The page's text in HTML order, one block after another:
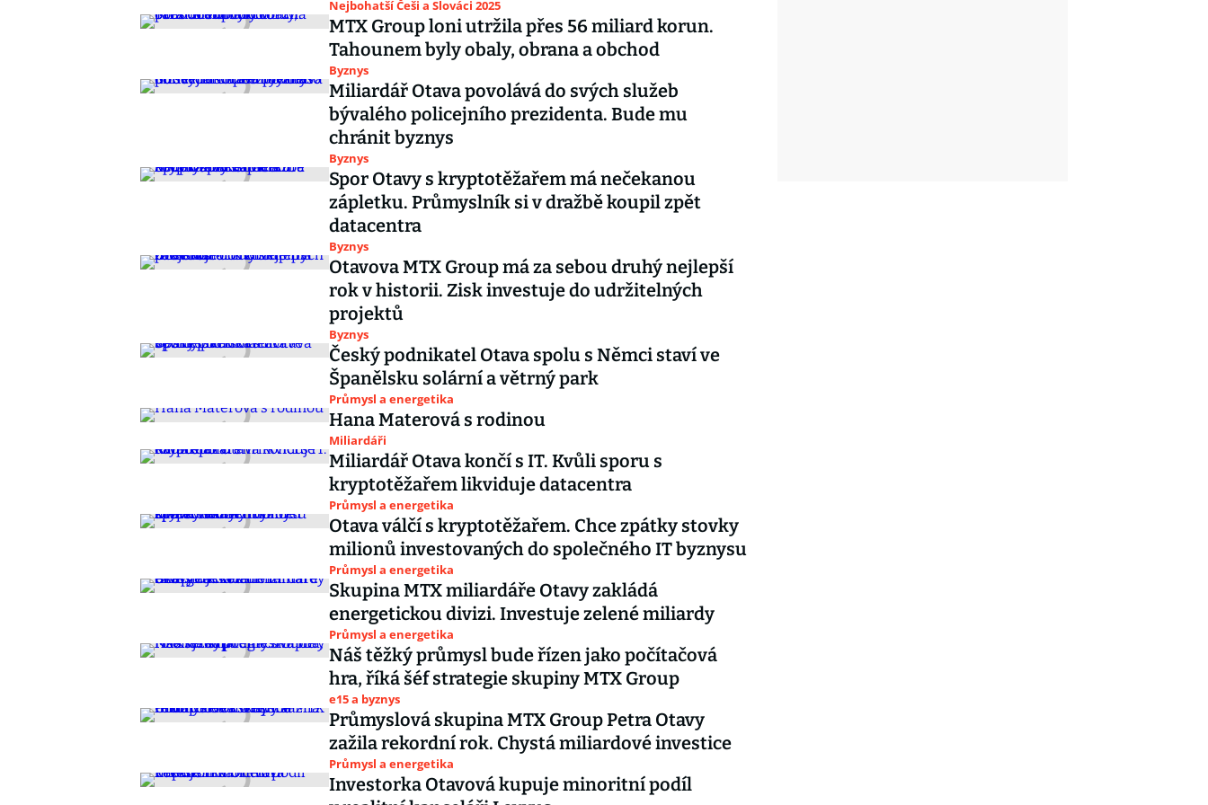
Nejbohatší Češi a Slováci 2025
MTX Group loni utržila přes 56 miliard korun.
Tahounem byly obaly, obrana a obchod
Byznys
Miliardář Otava povolává do svých služeb
bývalého policejního prezidenta. Bude mu
chránit byznys
Byznys
Spor Otavy s kryptotěžařem má nečekanou
zápletku. Průmyslník si v dražbě koupil zpět
datacentra
Byznys
Otavova MTX Group má za sebou druhý nejlepší
rok v historii. Zisk investuje do udržitelných
projektů
Byznys
Český podnikatel Otava spolu s Němci staví ve
Španělsku solární a větrný park
Průmysl a energetika
Hana Materová s rodinou
Miliardáři
Miliardář Otava končí s IT. Kvůli sporu s
kryptotěžařem likviduje datacentra
Průmysl a energetika
Otava válčí s kryptotěžařem. Chce zpátky stovky
milionů investovaných do společného IT byznysu
Průmysl a energetika
Skupina MTX miliardáře Otavy zakládá
energetickou divizi. Investuje zelené miliardy
Průmysl a energetika
Náš těžký průmysl bude řízen jako počítačová
hra, říká šéf strategie skupiny MTX Group
e15 a byznys
Průmyslová skupina MTX Group Petra Otavy
zažila rekordní rok. Chystá miliardové investice
Průmysl a energetika
Investorka Otavová kupuje minoritní podíl